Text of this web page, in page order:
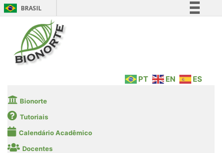
BRASIL
Legislação
PT EN ES
Bionorte
Tutoriais
Calendário Acadêmico
Docentes